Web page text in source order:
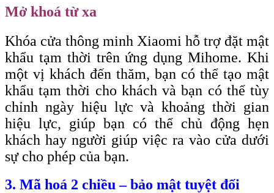
Mở khoá từ xa
Khóa cửa thông minh Xiaomi hỗ trợ đặt mật
khẩu tạm thời trên ứng dụng Mihome. Khi
một vị khách đến thăm, bạn có thể tạo mật
khẩu tạm thời cho khách và bạn có thể tùy
chỉnh ngày hiệu lực và khoảng thời gian
hiệu lực, giúp bạn có thể chủ động hẹn
khách hay người giúp việc ra vào cửa dưới
sự cho phép của bạn.
3. Mã hoá 2 chiều – bảo mật tuyệt đối